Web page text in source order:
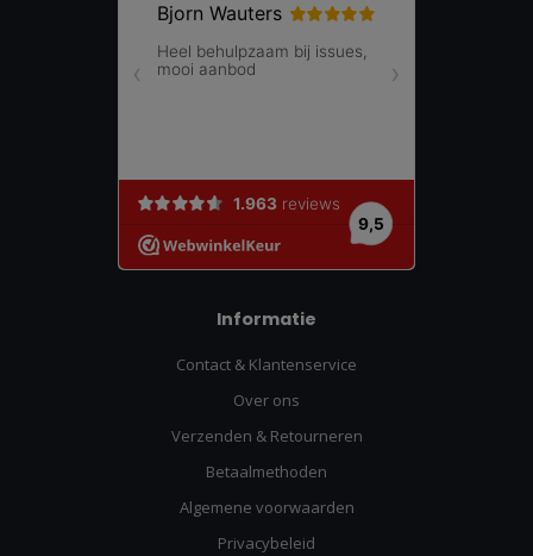
Informatie
Contact & Klantenservice
Over ons
Verzenden & Retourneren
Betaalmethoden
Algemene voorwaarden
Privacybeleid